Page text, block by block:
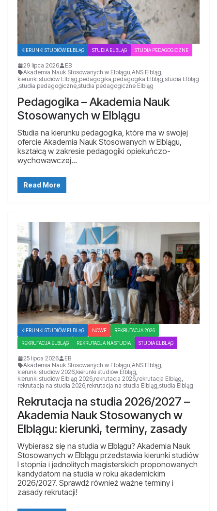
KIERUNKI STUDIÓW ELBLĄG STUDIA ELBLĄG STUDIA PEDAGOGICZNE
29 lipca 2026
EB
Akademia Nauk Stosowanych w Elblągu,ANS Elbląg,
kierunki studiów Elbląg,pedagogika,pedagogika Elbląg,studia Elbląg
,studia pedagogiczne,studia pedagogiczne Elbląg
Pedagogika – Akademia Nauk
Stosowanych w Elblągu
Studia na kierunku pedagogika, które ma w swojej
ofercie Akademia Nauk Stosowanych w Elblągu,
kształcą w zakresie pedagogiki opiekuńczo-
wychowawczej…
Read More
KIERUNKI STUDIÓW ELBLĄG NOWE REKRUTACJA 2026
REKRUTACJA ELBLĄG REKRUTACJA NA STUDIA STUDIA ELBLĄG
25 lipca 2026
EB
Akademia Nauk Stosowanych w Elblągu ANS Elbląg
kierunki studiów 2026 kierunki studiów Elbląg
kierunki studiów Elbląg 2026 rekrutacja 2026 rekrutacja Elbląg
rekrutacja na studia 2026 rekrutacja na studia Elbląg studia Elbląg
Rekrutacja na studia 2026/2027 –
Akademia Nauk Stosowanych w
Elblągu: kierunki, terminy, zasady
Wybierasz się na studia w Elblągu? Akademia Nauk
Stosowanych w Elblągu przedstawia kierunki studiów
I stopnia i jednolitych magisterskich proponowanych
kandydatom na studia w roku akademickim
2026/2027. Sprawdź również ważne terminy i
zasady rekrutacji!